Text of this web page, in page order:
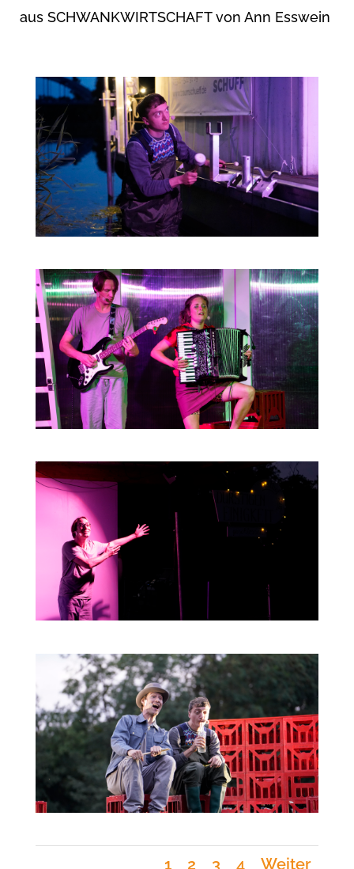
aus SCHWANKWIRTSCHAFT von Ann Esswein
1 2 3 4 Weiter